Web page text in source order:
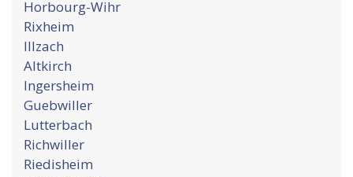
Horbourg-Wihr
Rixheim
Illzach
Altkirch
Ingersheim
Guebwiller
Lutterbach
Richwiller
Riedisheim